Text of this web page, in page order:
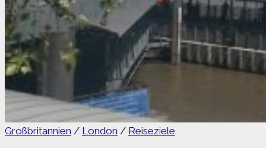
Großbritannien / London / Reiseziele